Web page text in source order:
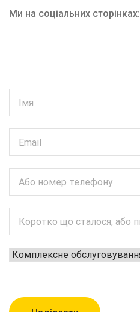
Ми на соціальних сторінках: